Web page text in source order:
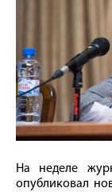
На неделе
опубликовал